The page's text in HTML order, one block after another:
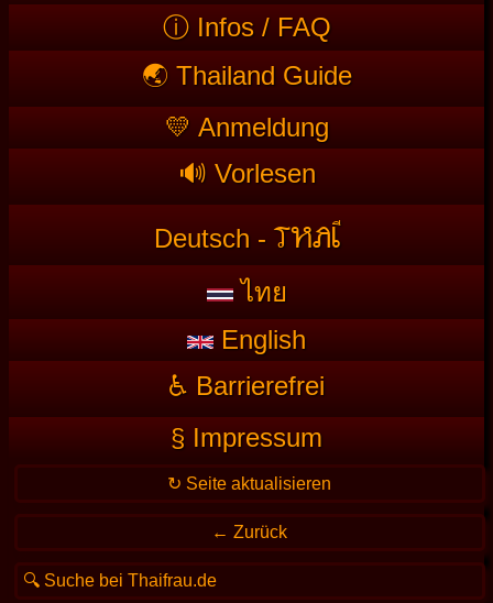
ⓘ Infos / FAQ
🌏 Thailand Guide
💛 Anmeldung
🔊 Vorlesen
Deutsch - THAI
ไทย
English
♿ Barrierefrei
§ Impressum